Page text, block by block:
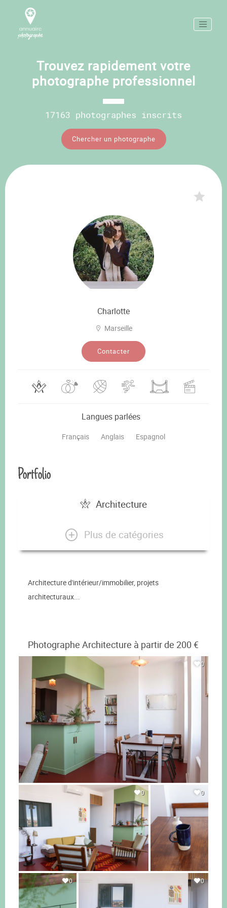
Trouvez rapidement votre
photographe professionnel
17163 photographes inscrits
Chercher un photographe
Charlotte
Marseille
Contacter
Langues parlées
Français Anglais Espagnol
Portfolio
Architecture
Plus de catégories
Architecture d'intérieur/immobilier, projets
architecturaux...
Photographe Architecture à partir de 200 €
0
0 0
0 0